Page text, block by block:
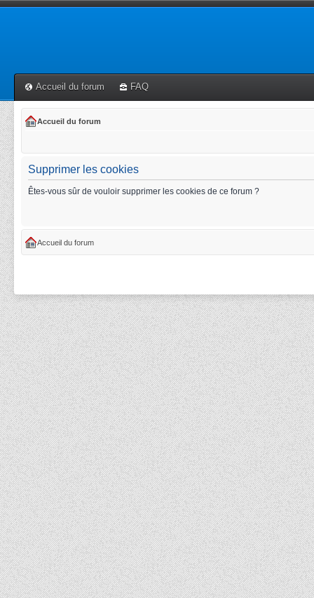
Accueil du forum FAQ
Accueil du forum
Supprimer les cookies
Êtes-vous sûr de vouloir supprimer les cookies de ce forum ?
Accueil du forum